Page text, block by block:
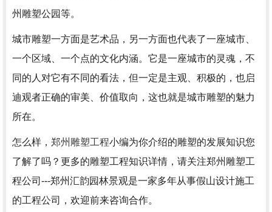
州雕塑公园等。
城市雕塑一方面是艺术品，另一方面也代表了一座城市、
一个区域、一个点的文化内涵。它是一座城市的灵魂，不
同的人对它有不同的看法，但一定是主观、积极的，也启
迪观者正确的审美、价值取向，这也就是城市雕塑的魅力
所在。
怎么样， 郑州雕塑工程小编为你介绍的雕塑的发展知识您
了解了吗？更多的雕塑工程知识详情，请关注郑州雕塑工
程公司---郑州汇韵园林景观是一家多年从事假山设计施工
的工程公司，欢迎前来咨询合作。